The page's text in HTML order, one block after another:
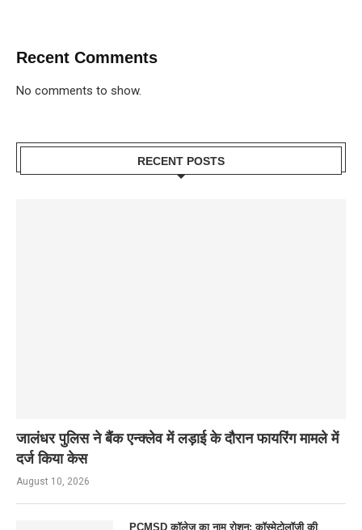
Recent Comments
No comments to show.
RECENT POSTS
जालंधर पुलिस ने बैंक एन्क्लेव में लड़ाई के दौरान फायरिंग मामले में
दर्ज किया केस
August 10, 2026
PCMSD कॉलेज का नाम रोशन: कॉस्मेटोलॉजी की